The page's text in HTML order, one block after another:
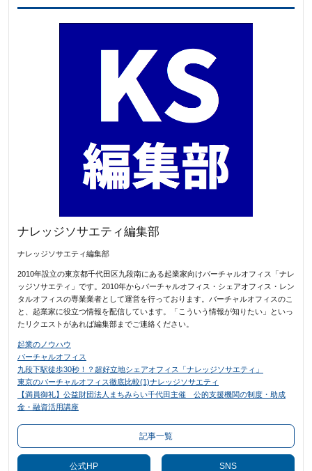
ナレッジソサエティ編集部
ナレッジソサエティ編集部
2010年設立の東京都千代田区九段南にある起業家向けバーチャルオフィス「ナレ
ッジソサエティ」です。2010年からバーチャルオフィス・シェアオフィス・レン
タルオフィスの専業業者として運営を行っております。バーチャルオフィスのこ
と、起業家に役立つ情報を配信しています。「こういう情報が知りたい」といっ
たリクエストがあれば編集部までご連絡ください。
起業のノウハウ
バーチャルオフィス
九段下駅徒歩30秒！？超好立地シェアオフィス「ナレッジソサエティ」
東京のバーチャルオフィス徹底比較(1)ナレッジソサエティ
【満員御礼】公益財団法人まちみらい千代田主催 公的支援機関の制度・助成
金・融資活用講座
記事一覧
公式HP SNS